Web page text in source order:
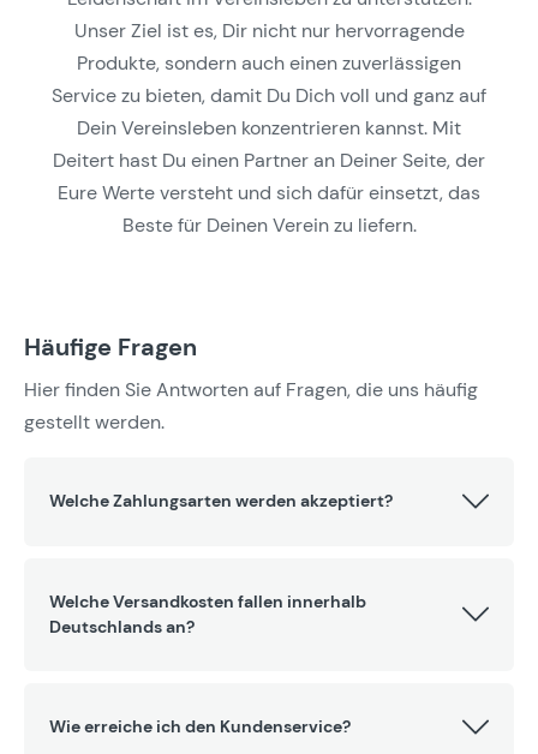
Unser Ziel ist es, Dir nicht nur hervorragende
Produkte, sondern auch einen zuverlässigen
Service zu bieten, damit Du Dich voll und ganz auf
Dein Vereinsleben konzentrieren kannst. Mit
Deitert hast Du einen Partner an Deiner Seite, der
Eure Werte versteht und sich dafür einsetzt, das
Beste für Deinen Verein zu liefern.
Häufige Fragen
Hier finden Sie Antworten auf Fragen, die uns häufig
gestellt werden.
Welche Zahlungsarten werden akzeptiert?
Welche Versandkosten fallen innerhalb
Deutschlands an?
Wie erreiche ich den Kundenservice?